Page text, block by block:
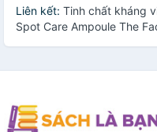
Liên kết: Tinh chất kháng
Spot Care Ampoule The